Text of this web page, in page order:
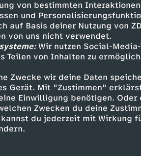
von bestimmten
und
auf Basis deiner Nutzung von
von uns nicht verwendet.
Wir nutzen Social-
Teilen von Inhalten zu
Zwecke wir deine Daten
Gerät. Mit "Zustimmen"
Einwilligung benötigen. Oder
Zwecken du deine
du jederzeit mit Wirkung
informativ heute